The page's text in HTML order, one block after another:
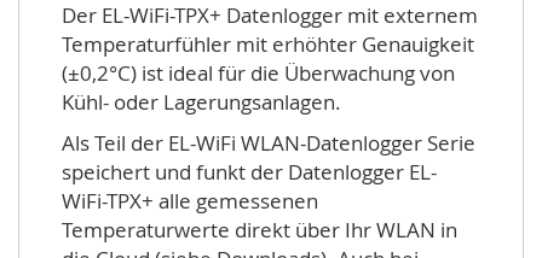
Der EL-WiFi-TPX+ Datenlogger mit externem
Temperaturfühler mit erhöhter Genauigkeit
(±0,2°C) ist ideal für die Überwachung von
Kühl- oder Lagerungsanlagen.
Als Teil der EL-WiFi WLAN-Datenlogger Serie
speichert und funkt der Datenlogger EL-
WiFi-TPX+ alle gemessenen
Temperaturwerte direkt über Ihr WLAN in